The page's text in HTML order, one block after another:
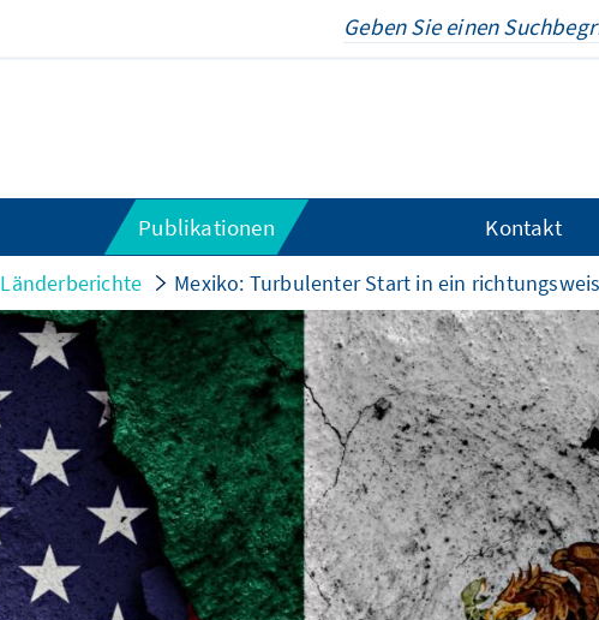
Publikationen Kontakt
Länderberichte Mexiko: Turbulenter Start in ein